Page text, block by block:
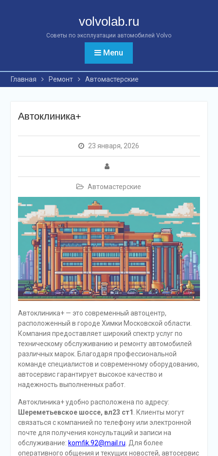
volvolab.ru
Советы по эксплуатации автомобилей Volvo
Menu
Главная Ремонт Автомастерские
Автоклиника+
23 января, 2026
Автомастерские
Автоклиника+ — это современный автоцентр,
расположенный в городе Химки Московской области.
Компания предоставляет широкий спектр услуг по
техническому обслуживанию и ремонту автомобилей
различных марок. Благодаря профессиональной
команде специалистов и современному оборудованию,
автосервис гарантирует высокое качество и
надежность выполненных работ.
Автоклиника+ удобно расположена по адресу:
Шереметьевское шоссе, вл23 ст1 . Клиенты могут
связаться с компанией по телефону или электронной
почте для получения консультаций и записи на
обслуживание: komfik.92@mail.ru. Для более
оперативного общения и текущих новостей, автосервис